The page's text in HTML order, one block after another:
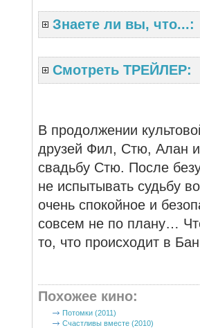
Знаете ли вы, что...:
Смотреть ТРЕЙЛЕР:
В продолжении
друзей Фил, Стю, Алан и
свадьбу Стю. После
не испытывать судьбу
очень спокойное и
совсем не по плану…
то, что происходит в
Похожее кино:
Потомки (2011)
Счастливы вместе (2010)